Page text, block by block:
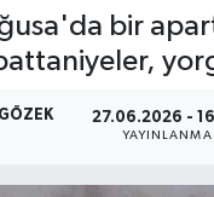
bir
27.06.2026 -
YAYINLANMA